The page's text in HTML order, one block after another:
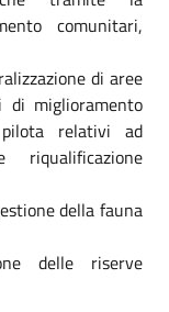
comunitari,
di aree
di miglioramento
relativi ad
della fauna
delle riserve